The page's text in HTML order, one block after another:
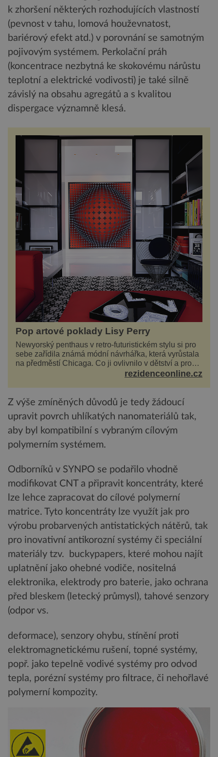
k zhoršení některých rozhodujících vlastností
(pevnost v tahu, lomová houževnatost,
bariérový efekt atd.) v porovnání se samotným
pojivovým systémem. Perkolační práh
(koncentrace nezbytná ke skokovému nárůstu
teplotní a elektrické vodivosti) je také silně
závislý na obsahu agregátů a s kvalitou
dispergace významně klesá.
Pop artové poklady Lisy Perry
Newyorský penthaus v retro-futuristickém stylu si pro
sebe zařídila známá módní návrhářka, která vyrůstala
na předměstí Chicaga. Co ji ovlivnilo v dětství a proč
vypadá její domov právě takto? Interié...rezidenceonline.cz
Z výše zmíněných důvodů je tedy žádoucí
upravit povrch uhlíkatých nanomateriálů tak,
aby byl kompatibilní s vybraným cílovým
polymerním systémem.
Odborníků v SYNPO se podařilo vhodně
modifikovat CNT a připravit koncentráty, které
lze lehce zapracovat do cílové polymerní
matrice. Tyto koncentráty lze využít jak pro
výrobu probarvených antistatických nátěrů, tak
pro inovativní antikorozní systémy či speciální
materiály tzv. buckypapers, které mohou najít
uplatnění jako ohebné vodiče, nositelná
elektronika, elektrody pro baterie, jako ochrana
před bleskem (letecký průmysl), tahové senzory
(odpor vs.
deformace), senzory ohybu, stínění proti
elektromagnetickému rušení, topné systémy,
popř. jako tepelně vodivé systémy pro odvod
tepla, porézní systémy pro filtrace, či nehořlavé
polymerní kompozity.